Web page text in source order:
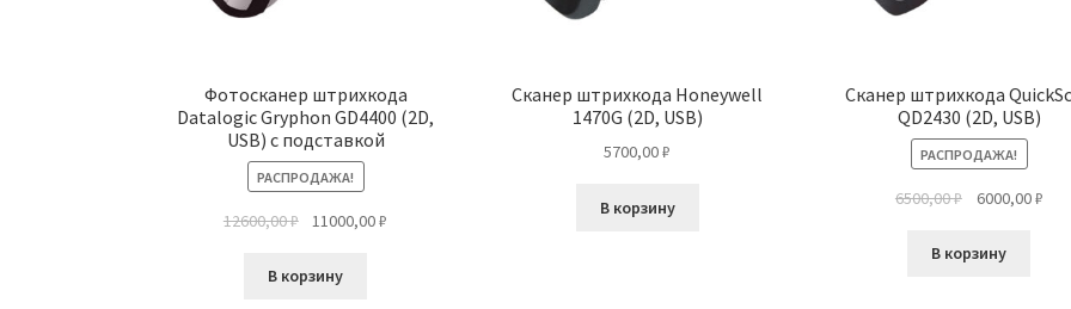
Фотосканер штрихкода
Datalogic Gryphon GD4400 (2D,
USB) с подставкой
РАСПРОДАЖА!
12600,00₽
Первоначальная
составляла
11000,00₽
В корзину
Сканер штрихкода Honeywell
1470G (2D, USB)
5700,00₽
В корзину
Сканер штрихкода
QD2430 (2D, USB)
РАСПРОДАЖА!
6500,00₽
составляла
6000,00₽
В корзину